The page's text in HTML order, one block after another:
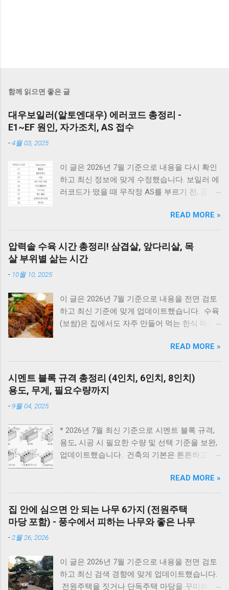
함께 읽으면 좋은 글
대우보일러(알토엔대우) 에러코드 총정리 -
E1~EF 원인, 자가조치, AS 접수
-4월 03, 2025
이 글은 2026년 7월 기준으로 내용을 다시 확인
하고 최신 정보에 맞게 수정했습니다. 보일러 에
러코드가 떴을 때 무작정 AS를 부르기 전, 공통
밸브가 열려 있는지, 2) 전원 플러그를 뽑았다가
5분 뒤 다시 꽂아보았는지(리셋), 3) 실내 온도
조절기의 설정이 올바른지 확인해보세요. 상세
코드는 아래에서 확인할 수 있습니다. E1부터 EF
까지 모든 대우보일러(알토엔대우) 에러코드의
드 E1~EF 원인과 해결법 (AS 전 자가점검, 수리
비) 🚨 잠깐! AS 부르기 전 이것만은 확인하세
요! 에러코드 E1 - 단수나 동파를 확인하세요.
드 E2 - 가스 밸브가 잠겨있지 않나요? 가스레인
지를 켜서 가스가 공급되는지 먼저 확인하세요.
리셋의 마법 - 코드를 뽑고 5분 뒤 다시 꽂는 것
만으로도 단순 센서 오류의 70%는 해결됩니다.
방법 E1 원인 : 물 부족, 단수, 동파 확인 : 급수밸
브·단수 여부 확인 조치 : 물 보충 후 리셋 ※ 반
복되면 AS 점검 E2 원인 : 불완전 연소, 가스 공
급 이상 확인 : 가스밸브, 가스레인지 작동 여부
조치 : 가스 확인 후 리셋 E3 원인 : 과열(비등) 확
인 : 배기구 이물질 확인 조치 : 막힌 부분 제거
E5 원인 : 이상 불꽃 감지 조치 : 전원 리셋 ※ 계
인 : 통신 불량...
READ MORE »
압력솥 수육 시간 총정리! 삼겹살, 앞다리살, 목
살 부위별 삶는 시간
- 10월 10, 2025
이 글은 2026년 7월 기준으로 내용을 전면 검토
하고 최신 기준에 맞게 업데이트했습니다. 수육
(보쌈)은 집에서도 자주 만들어 먹는 한식 메뉴
때문에 선뜻 도전하지 못하는 분들도 많습니다.
그런데 압력솥 을 사용하면 삶는 시간을 줄이면
서도 고기를 부드럽고 촉촉하게 익힐 수 있습니
다. 압력솥 수육 시간은 돼지고기 부위에 따라
달라집니다. 압력솥의 '추'가가 흔들린 뒤 삼겹살
솥을 사용하면 일반 냄비보다 조리 시간이 훨씬
짧아지면서도 촉촉한 수육과 보쌈을 만들 수 있
습니다. 하지만 부위와 두께에 따라 시간을 조금
는 시간은 물론 압력솥 보쌈 시간, 압력밥솥 수
육, 전기압력밥솥 수육 조리시간, 물의 양과 자
연 김빼기 시간까지 정리해 보았습니다. 바로 아
래 표만 확인해도 내 고기에 맞는 시간을 바로
로 수육을 만드는 가장 큰 이유는 조리 시간이
크게 줄어들면서도 고기의 육즙을 그대로 살릴
수 있기 때문 입니다. 일반 냄비는 1시간 이상 푹
READ MORE »
시멘트 블록 규격 총정리 (4인치, 6인치, 8인치)
용도, 무게, 필요수량까지
- 9월 04, 2025
* 2026년 7월 최신 기준으로 시멘트 블록 규격,
용도, 시공 시 필요한 수량 및 선택 기준을 보완,
업데이트했습니다. 건축의 기본은 튼튼하고 제
사용되는 시멘트 블록과 조적 벽돌은 건축물의
구조적 안정성과 내구성을 좌우하는 중요 스펙
입니다. 블록의 두께와 규격을 정확히 이해하면
시공 효율을 높이고, 구조적 안전성을 확보할 수
있습니다. 아래는 건축 현장에서 가장 많이 사용
내 1. 시멘트 블록 규격 4인치 : 190 × 390 × 100
mm 6인치 : 190 × 390 × 150 mm 8인치 : 190 ×
READ MORE »
집 안에 심으면 안 되는 나무 6가지 (전원주택
마당 포함) - 풍수에서 피하는 나무와 좋은 나무
-2월 26, 2026
이 글은 2026년 7월 기준으로 내용을 전면 검토
하고 최신 검색 경향에 맞게 업데이트했습니다.
전원주택을 짓거나 단독주택 마당을 꾸미려고